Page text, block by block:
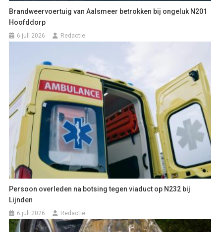
Brandweervoertuig van Aalsmeer betrokken bij ongeluk N201
Hoofddorp
6 juli 2026 Redactie
Persoon overleden na botsing tegen viaduct op N232 bij
Lijnden
6 juli 2026 Redactie